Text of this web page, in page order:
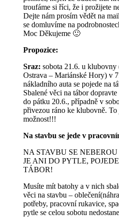
troufáme si říci, že i prožijete
Dejte nám prosím vědět na mail
se domluvíme na
Moc Děkujeme 🙂
Propozice:
Sraz: sobota 21.6. u
Ostrava – Mariánské Hory) v
nákladního auta se pojede na
Sbalené věci na tábor
do pátku 20.6., případně v
přivezou ráno ke klubovně. To
možnost!!!
Na stavbu se jede v
NA STAVBU SE
JE ANI DO PYTLE,
TÁBOR!
Musíte mít batohy a v nich
věci na stavbu –
potřeby, pracovní rukavice,
pytle se celou sobotu